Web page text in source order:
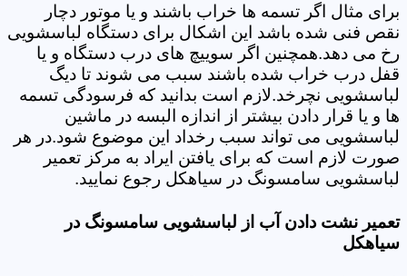
برای مثال اگر تسمه ها خراب باشند و یا موتور دچار
نقص فنی شده باشد این اشکال برای دستگاه لباسشویی
رخ می دهد.همچنین اگر سوییچ های درب دستگاه و یا
قفل درب خراب شده باشند سبب می شوند تا دیگ
لباسشویی نچرخد.لازم است بدانید که فرسودگی تسمه
ها و یا قرار دادن بیشتر از اندازه البسه در ماشین
لباسشویی می تواند سبب رخداد این موضوع شود.در هر
صورت لازم است که برای یافتن ایراد به مرکز تعمیر
لباسشویی سامسونگ در سیاهکل رجوع نمایید.
تعمیر نشت دادن آب از لباسشویی سامسونگ در
سیاهکل